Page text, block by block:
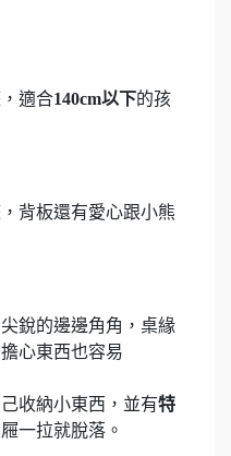
適合140cm以下的孩
背板還有愛心跟小熊
尖銳的邊邊角角，桌緣
擔心東西也容易
收納小東西，並有特
一拉就脫落。